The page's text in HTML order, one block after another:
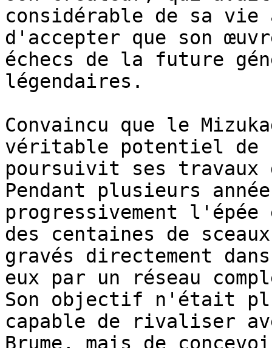
considérable de sa
d'accepter que son
échecs de la future
légendaires.
Convaincu que le
véritable potentiel de
poursuivit ses travaux
Pendant plusieurs
progressivement
des centaines de
gravés directement
eux par un réseau
Son objectif n'était
capable de rivaliser
Brume, mais de